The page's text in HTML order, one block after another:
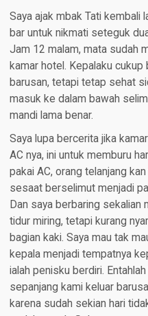
Saya ajak mbak Tati kembali
bar untuk nikmati seteguk
Jam 12 malam, mata sudah
kamar hotel. Kepalaku
barusan, tetapi tetap sehat
masuk ke dalam bawah
mandi lama benar.
Saya lupa bercerita jika
AC nya, ini untuk memburu
pakai AC, orang telanjang
sesaat berselimut menjadi
Dan saya berbaring sekalian
tidur miring, tetapi kurang
bagian kaki. Saya mau tak
kepala menjadi tempatnya
ialah penisku berdiri.
sepanjang kami keluar
karena sudah sekian hari